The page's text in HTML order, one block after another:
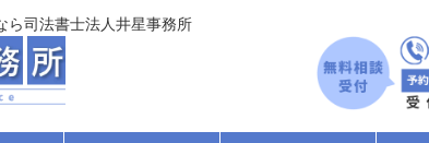
ら司法書士法人井星事務所